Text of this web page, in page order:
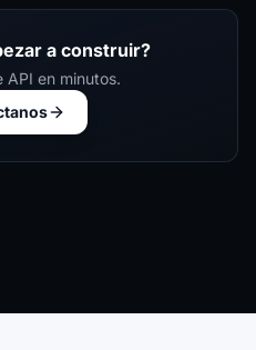
a construir?
API en minutos.